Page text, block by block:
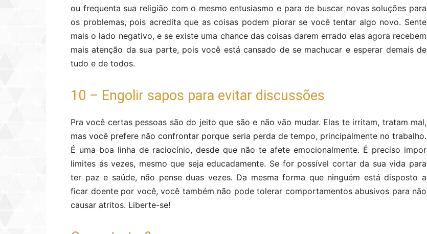
ou frequenta sua religião com o mesmo entusiasmo e para de buscar novas soluções para
os problemas, pois acredita que as coisas podem piorar se você tentar algo novo. Sente
mais o lado negativo, e se existe uma chance das coisas darem errado elas agora recebem
mais atenção da sua parte, pois você está cansado de se machucar e esperar demais de
tudo e de todos.
10 – Engolir sapos para evitar discussões
Pra você certas pessoas são do jeito que são e não vão mudar. Elas te irritam, tratam mal,
mas você prefere não confrontar porque seria perda de tempo, principalmente no trabalho.
É uma boa linha de raciocínio, desde que não te afete emocionalmente. É preciso impor
limites ás vezes, mesmo que seja educadamente. Se for possível cortar da sua vida para
ter paz e saúde, não pense duas vezes. Da mesma forma que ninguém está disposto a
ficar doente por você, você também não pode tolerar comportamentos abusivos para não
causar atritos. Liberte-se!